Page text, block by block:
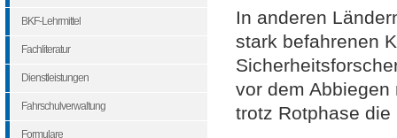
In anderen
stark befahrenen
vor dem
trotz Rotphase die
BKF-Lehrmittel
Fachliteratur
Dienstleistungen
Fahrschulverwaltung
Formulare